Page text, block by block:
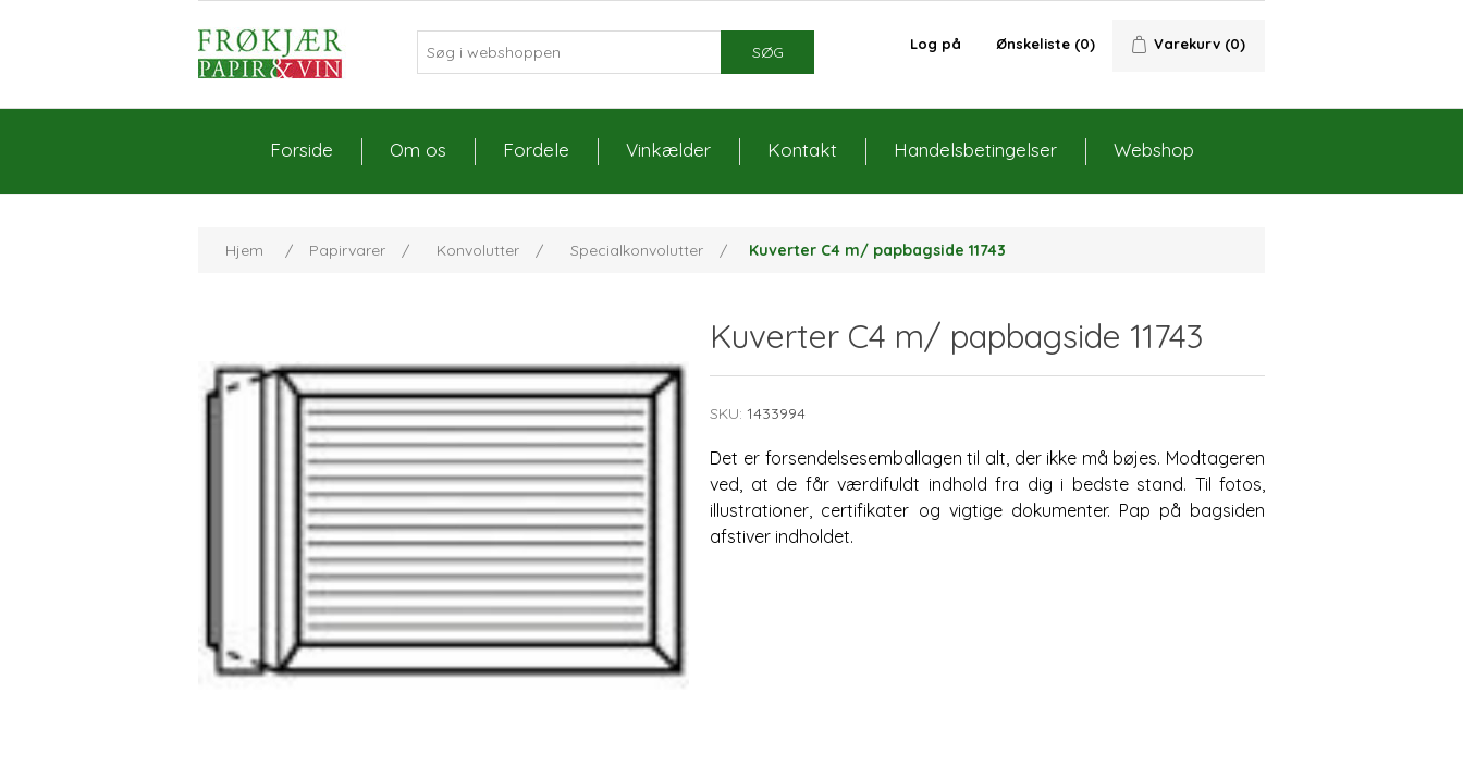
SØG Log på Ønskeliste (0) Varekurv (0)
Forside Om os Fordele Vinkælder Kontakt Handelsbetingelser Webshop
Hjem / Papirvarer / Konvolutter / Specialkonvolutter / Kuverter C4 m/ papbagside 11743
Kuverter C4 m/ papbagside 11743
SKU: 1433994
Det er forsendelsesemballagen til alt, der ikke må bøjes. Modtageren
ved, at de får værdifuldt indhold fra dig i bedste stand. Til fotos,
illustrationer, certifikater og vigtige dokumenter. Pap på bagsiden
afstiver indholdet.